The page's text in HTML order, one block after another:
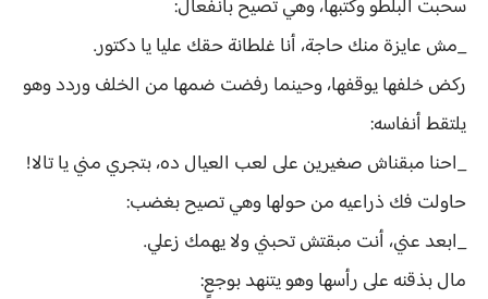
سحبت البلطو وكتبها، وهي تصيح بانفعال:
_مش عايزة منك حاجة، أنا غلطانة حقك عليا يا دكتور.
ركض خلفها يوقفها، وحينما رفضت ضمها من الخلف وردد وهو
يلتقط أنفاسه:
_احنا مبقناش صغيرين على لعب العيال ده، بتجري مني يا تالا!
حاولت فك ذراعيه من حولها وهي تصيح بغضب:
_ابعد عني، أنت مبقتش تحبني ولا يهمك زعلي.
مال بذقنه على رأسها وهو يتنهد بوجعٍ: